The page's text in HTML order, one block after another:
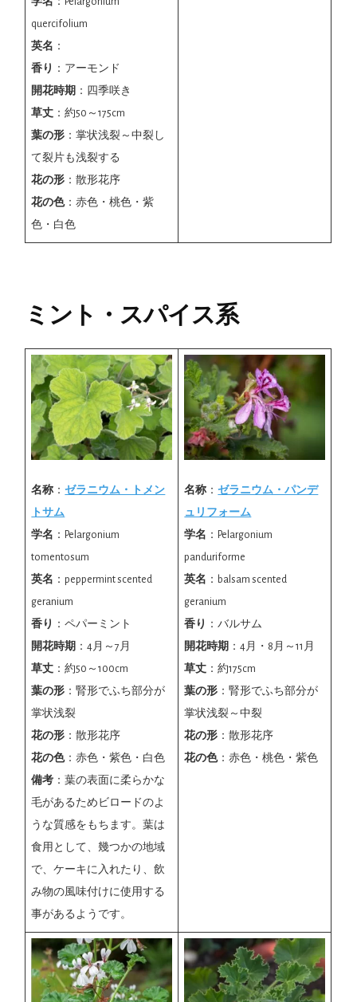
quercifolium
英名 ：
香り
：アーモンド
開花時期 ：四季咲き
草丈 ：約50～175cm
葉の形 ：掌状浅裂～中裂し
て裂片も浅裂する
花の形 ：散形花序
花の色：赤色・桃色・紫
色・白色
ミント・スパイス系
名称 ：ゼラニウム・トメン
トサム
学名 ：Pelargonium
tomentosum
英名 ：peppermint scented
geranium
香り
：ペパーミント
開花時期 ：4月～7月
草丈 ：約50～100cm
葉の形 ：腎形でふち部分が
掌状浅裂
花の形 ：散形花序
花の色：赤色・紫色・白色
備考 ：葉の表面に柔らかな
毛があるためビロードのよ
うな質感をもちます。葉は
食用として、幾つかの地域
で、ケーキに入れたり、飲
み物の風味付けに使用する
事があるようです。
名称 ：ゼラニウム・パンデ
ュリフォーム
学名 ：Pelargonium
panduriforme
英名 ：balsam scented
geranium
香り
：バルサム
開花時期 ：4月・8月～11月
草丈 ：約175cm
葉の形 ：腎形でふち部分が
掌状浅裂～中裂
花の形 ：散形花序
花の色：赤色・桃色・紫色